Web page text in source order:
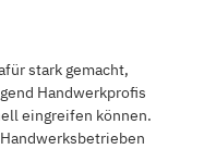
stark gemacht,
Handwerkprofis
eingreifen können.